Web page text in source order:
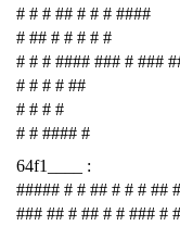
# # # ## # # # ####
# ## # # # # #
# # # #### ### # ###
# # # # ##
# # # #
# # #### #
64f1____ :
##### # # ## # # # ##
### ## # ## # # ### #